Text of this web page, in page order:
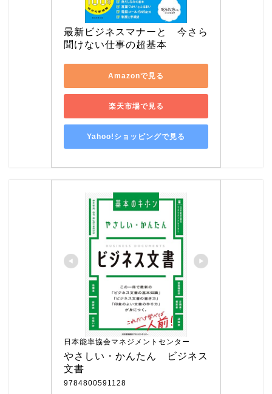
最新ビジネスマナーと　今さら
聞けない仕事の超基本
Amazonで見る
楽天市場で見る
Yahoo!ショッピングで見る
日本能率協会マネジメントセンター
やさしい・かんたん　ビジネス
文書
9784800591128